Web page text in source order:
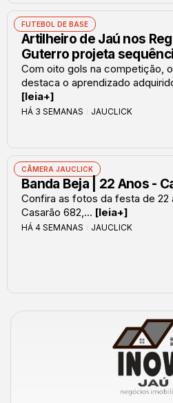
FUTEBOL DE BASE
Artilheiro de Jaú nos
Guterro projeta
Com oito gols na competição,
destaca o aprendizado
[leia+]
HÁ 3 SEMANAS JAUCLICK
CÂMERA JAUCLICK
Banda Beja | 22 Anos -
Confira as fotos da festa de 22
Casarão 682,... [leia+]
HÁ 4 SEMANAS JAUCLICK